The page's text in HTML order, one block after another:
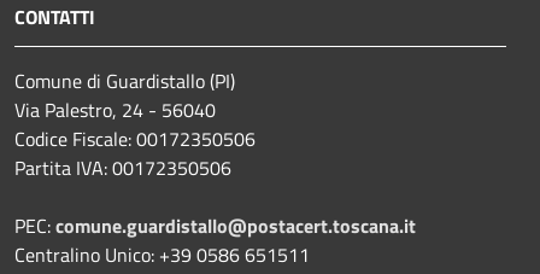
CONTATTI
Comune di Guardistallo (PI)
Via Palestro, 24 - 56040
Codice Fiscale: 00172350506
Partita IVA: 00172350506
PEC:comune.guardistallo@postacert.toscana.it
Centralino Unico: +39 0586 651511